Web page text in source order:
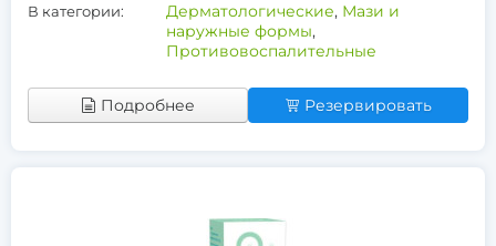
В категории: Дерматологические, Мази и
наружные формы,
Противовоспалительные
Подробнее Резервировать